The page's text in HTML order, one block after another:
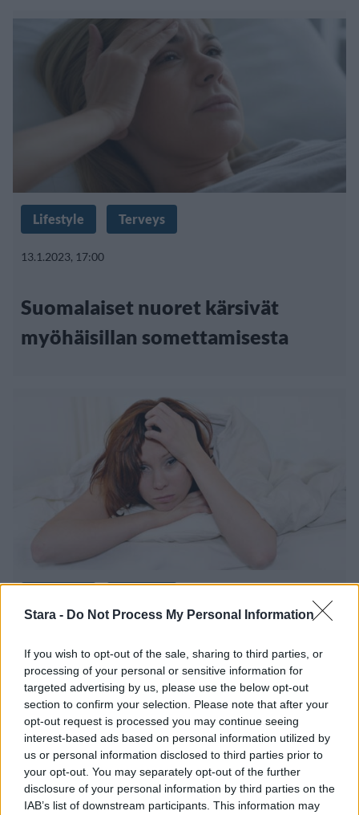
Stara - Do Not Process My Personal Information
If you wish to opt-out of the sale, sharing to third parties, or
processing of your personal or sensitive information for
targeted advertising by us, please use the below opt-out
section to confirm your selection. Please note that after your
opt-out request is processed you may continue seeing
interest-based ads based on personal information utilized by
us or personal information disclosed to third parties prior to
your opt-out. You may separately opt-out of the further
disclosure of your personal information by third parties on the
IAB’s list of downstream participants. This information may
Lifestyle Terveys
13.1.2023, 17:00
Suomalaiset nuoret kärsivät
myöhäisillan somettamisesta
Keski-iän unettomuudella karut
seuraukset – näkyy myös
eläkeiässä